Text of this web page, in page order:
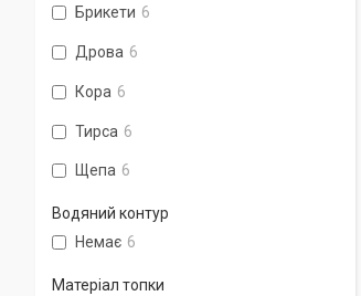
Брикети 6
Дрова 6
Кора 6
Тирса 6
Щепа 6
Водяний контур
Немає 6
Матеріал топки